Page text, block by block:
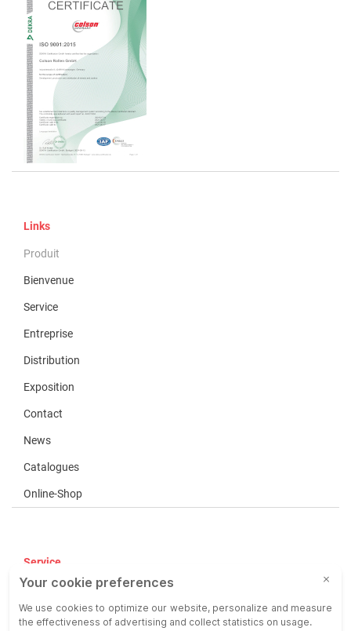
Links
Produit
Bienvenue
Service
Entreprise
Distribution
Exposition
Contact
News
Catalogues
Online-Shop
Service
CGV
COP